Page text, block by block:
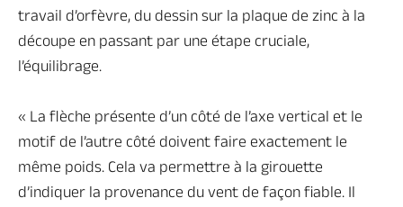
travail d’orfèvre, du dessin sur la plaque de zinc à la
découpe en passant par une étape cruciale,
l’équilibrage.
« La flèche présente d’un côté de l’axe vertical et le
motif de l’autre côté doivent faire exactement le
même poids. Cela va permettre à la girouette
d’indiquer la provenance du vent de façon fiable. Il